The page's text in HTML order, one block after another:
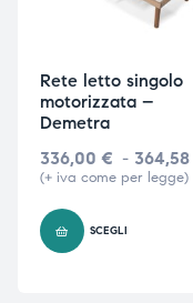
Rete letto singolo
motorizzata –
Demetra
336,00 € - 364,58
(+ iva come per legge)
SCEGLI